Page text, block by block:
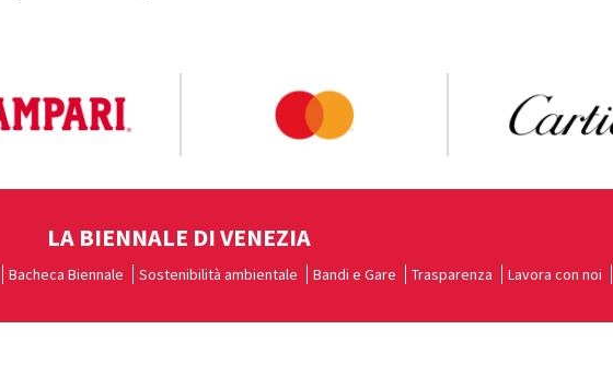
LA BIENNALE DI VENEZIA
Bacheca Biennale Sostenibilità ambientale Bandi e Gare Trasparenza Lavora con noi